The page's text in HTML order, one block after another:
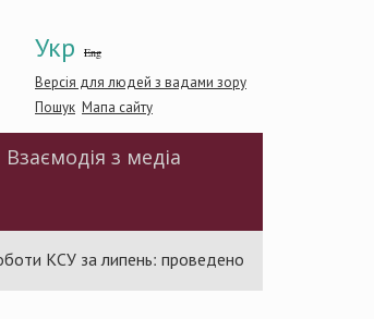
Укр Eng
Версія для людей з вадами зору
Пошук Мапа сайту
Взаємодія з медіа
за липень: проведено 94 засідання та